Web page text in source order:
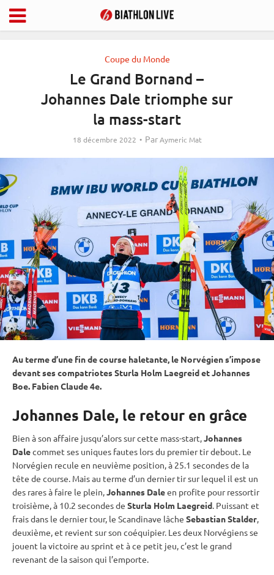
Coupe du Monde
Le Grand Bornand –
Johannes Dale triomphe sur
la mass-start
18 décembre 2022 ParAymeric Mat
Au terme d’une fin de course haletante, le Norvégien s’impose
devant ses compatriotes Sturla Holm Laegreid et Johannes
Boe. Fabien Claude 4e.
Johannes Dale, le retour en grâce
Bien à son affaire jusqu’alors sur cette mass-start,Johannes
Dalecommet ses uniques fautes lors du premier tirdebout. Le
Norvégien recule en neuvième position, à 25.1 secondes de la
tête de course. Mais au terme d’un dernier tir sur lequel il est un
des rares à faire le plein,Johannes Daleen profite pour ressortir
troisième, à 10.2 secondes de Sturla Holm Laegreid. Puissant et
frais dans le dernier tour, le Scandinave lâche Sebastian Stalder,
deuxième, et revient sur son coéquipier. Les deux Norvégiens se
jouent la victoire au sprint et à ce petit jeu, c’est le grand
revenant de la saison qui l’emporte.